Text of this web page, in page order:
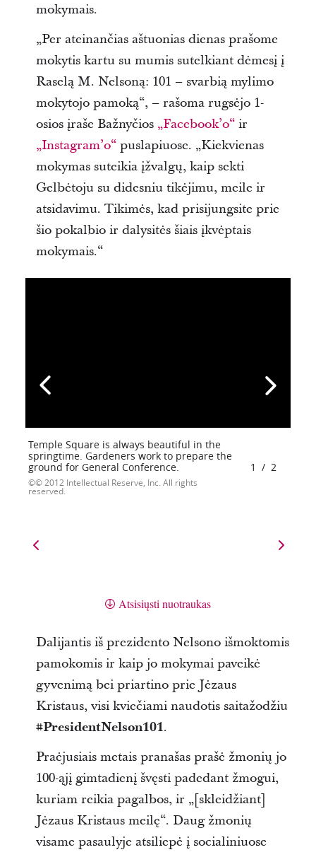
mokymais.
„Per ateinančias aštuonias dienas prašome
mokytis kartu su mumis sutelkiant dėmesį į
Raselą M. Nelsoną: 101 – svarbią mylimo
mokytojo pamoką“, – rašoma rugsėjo 1-
osios įraše Bažnyčios „Facebook’o“ir
„Instagram’o“puslapiuose. „Kiekvienas
mokymas suteikia įžvalgų, kaip sekti
Gelbėtoju su didesniu tikėjimu, meile ir
atsidavimu. Tikimės, kad prisijungsite prie
šio pokalbio ir dalysitės šiais įkvėptais
mokymais.“
Temple Square is always beautiful in the
springtime. Gardeners work to prepare the
ground for General Conference.
© 2012 Intellectual Reserve, Inc. All rights
reserved.
1 / 2
Atsisiųsti nuotraukas
Dalijantis iš prezidento Nelsono išmoktomis
pamokomis ir kaip jo mokymai paveikė
gyvenimą bei priartino prie Jėzaus
Kristaus, visi kviečiami naudotis saitažodžiu
#PresidentNelson101.
Praėjusiais metais pranašas prašė žmonių jo
100-ąjį gimtadienį švęsti padedant žmogui,
kuriam reikia pagalbos, ir „[skleidžiant]
Jėzaus Kristaus meilę“. Daug žmonių
visame pasaulyje atsiliepė į socialiniuose